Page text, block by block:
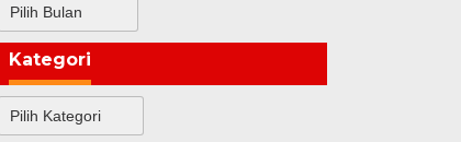
Kategori